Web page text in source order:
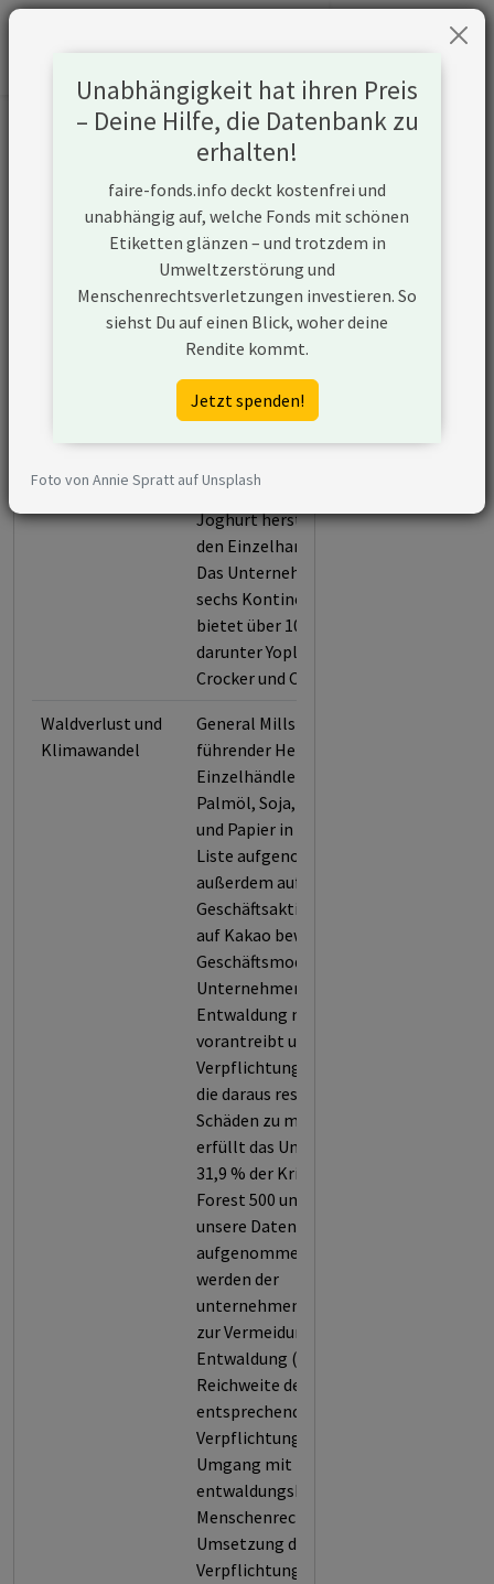
Informationen zum Unternehmen
General Mills Inc.
https://www.generalmills.de/
Konflikte
General Mills ist ein
amerikanisches
Unternehmen, das unter
anderem Backwaren,
Cerealien, Snacks, Suppen und
Joghurt herstellt und über
den Einzelhandel vertreibt.
Das Unternehmen ist auf
sechs Kontinenten tätig und
bietet über 100 Marken an,
darunter Yoplait, Betty
Crocker und Cheerios.
Waldverlust und
Klimawandel
General Mills wurde als
führender Hersteller und
Einzelhändler für Rindfleisch,
Palmöl, Soja, sowie Zellstoff
und Papier in die Forest 500-
Liste aufgenommen und
außerdem aufgrund seiner
Geschäftsaktivitäten in Bezug
auf Kakao bewertet, weil das
Geschäftsmodell des
Unternehmens die
Entwaldung maßgeblich
vorantreibt und es zu geringe
Verpflichtungen eingeht, um
die daraus resultierenden
Schäden zu minimieren. So
erfüllt das Unternehmen nur
31,9 % der Kriterien von
Forest 500 und wird somit in
unsere Datenbank
aufgenommen. Bewertet
werden der
unternehmensweite Ansatz
zur Vermeidung von
Entwaldung (1), die Stärke und
Reichweite der
entsprechenden
Verpflichtungen (2), der
Umgang mit
entwaldungsbedingten
Menschenrechtsrisiken (3), die
Umsetzung der
Verpflichtungen in Kriterium 2
Unabhängigkeit hat ihren Preis
– Deine Hilfe, die Datenbank zu
erhalten!
faire-fonds.info deckt kostenfrei und
unabhängig auf, welche Fonds mit schönen
Etiketten glänzen – und trotzdem in
Umweltzerstörung und
Menschenrechtsverletzungen investieren. So
siehst Du auf einen Blick, woher deine
Rendite kommt.
Jetzt spenden!
Foto von Annie Spratt auf Unsplash